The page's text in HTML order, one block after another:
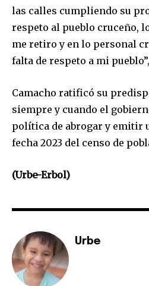
I've read and accept thePrivacy
las calles cumpliendo su
respeto al pueblo cruceño,
me retiro y en lo personal
falta de respeto a mi
Camacho ratificó su
siempre y cuando el
política de abrogar y emitir
fecha 2023 del censo de
(Urbe-Erbol)
Urbe